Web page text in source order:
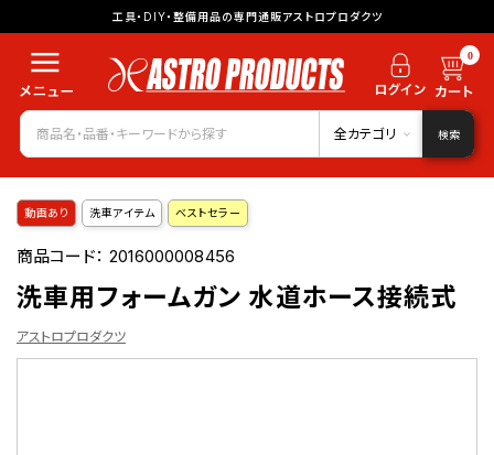
工具・DIY・整備用品の専門通販アストロプロダクツ
0
全カテゴリ 検索
動画あり 洗車アイテム ベストセラー
商品コード：2016000008456
洗車用フォームガン 水道ホース接続式
アストロプロダクツ